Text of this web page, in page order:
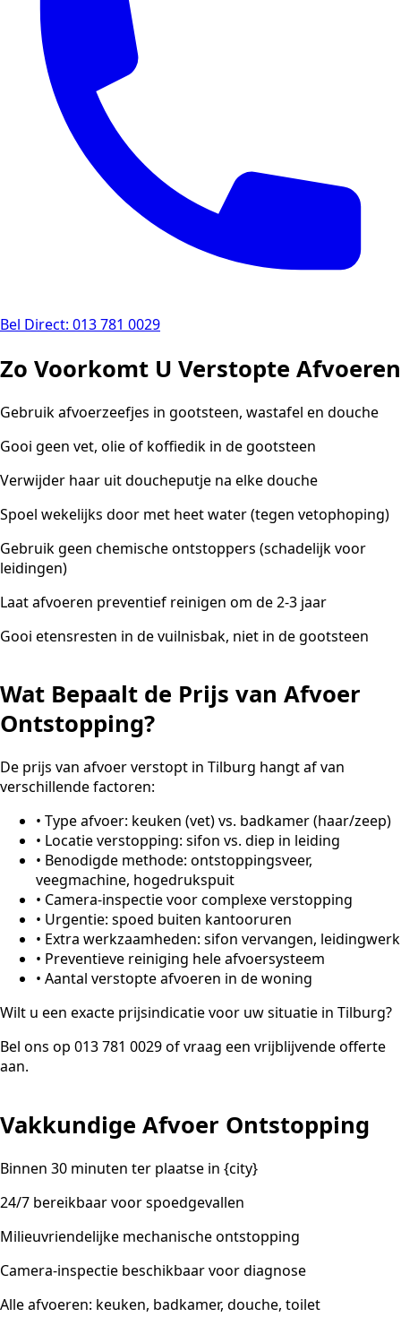
Bel Direct: 013 781 0029
Zo Voorkomt U Verstopte Afvoeren
Gebruik afvoerzeefjes in gootsteen, wastafel en douche
Gooi geen vet, olie of koffiedik in de gootsteen
Verwijder haar uit doucheputje na elke douche
Spoel wekelijks door met heet water (tegen vetophoping)
Gebruik geen chemische ontstoppers (schadelijk voor
leidingen)
Laat afvoeren preventief reinigen om de 2-3 jaar
Gooi etensresten in de vuilnisbak, niet in de gootsteen
Wat Bepaalt de Prijs van Afvoer
Ontstopping?
De prijs van afvoer verstopt in Tilburg hangt af van
verschillende factoren:
• Type afvoer: keuken (vet) vs. badkamer (haar/zeep)
• Locatie verstopping: sifon vs. diep in leiding
• Benodigde methode: ontstoppingsveer,
veegmachine, hogedrukspuit
• Camera-inspectie voor complexe verstopping
• Urgentie: spoed buiten kantooruren
• Extra werkzaamheden: sifon vervangen, leidingwerk
• Preventieve reiniging hele afvoersysteem
• Aantal verstopte afvoeren in de woning
Wilt u een exacte prijsindicatie voor uw situatie in Tilburg?
Bel ons op 013 781 0029 of vraag een vrijblijvende offerte
aan.
Vakkundige Afvoer Ontstopping
Binnen 30 minuten ter plaatse in {city}
24/7 bereikbaar voor spoedgevallen
Milieuvriendelijke mechanische ontstopping
Camera-inspectie beschikbaar voor diagnose
Alle afvoeren: keuken, badkamer, douche, toilet